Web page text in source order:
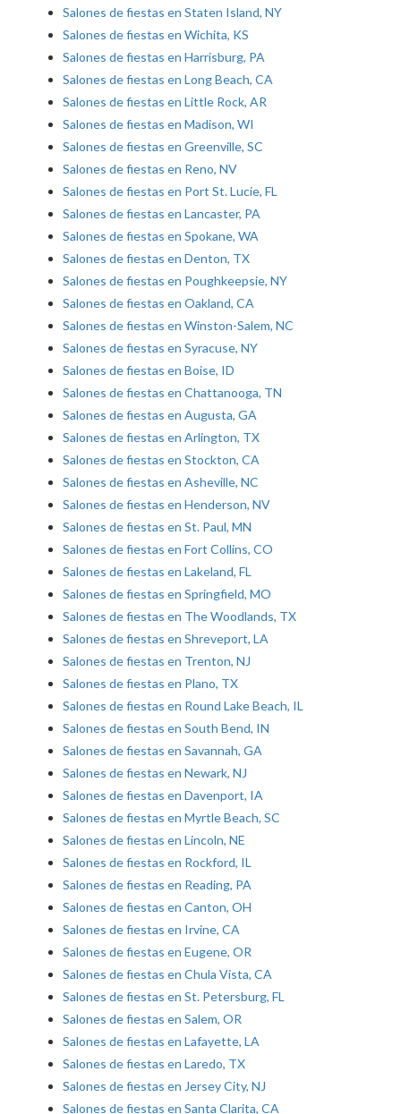
Salones de fiestas en Staten Island, NY
Salones de fiestas en Wichita, KS
Salones de fiestas en Harrisburg, PA
Salones de fiestas en Long Beach, CA
Salones de fiestas en Little Rock, AR
Salones de fiestas en Madison, WI
Salones de fiestas en Greenville, SC
Salones de fiestas en Reno, NV
Salones de fiestas en Port St. Lucie, FL
Salones de fiestas en Lancaster, PA
Salones de fiestas en Spokane, WA
Salones de fiestas en Denton, TX
Salones de fiestas en Poughkeepsie, NY
Salones de fiestas en Oakland, CA
Salones de fiestas en Winston-Salem, NC
Salones de fiestas en Syracuse, NY
Salones de fiestas en Boise, ID
Salones de fiestas en Chattanooga, TN
Salones de fiestas en Augusta, GA
Salones de fiestas en Arlington, TX
Salones de fiestas en Stockton, CA
Salones de fiestas en Asheville, NC
Salones de fiestas en Henderson, NV
Salones de fiestas en St. Paul, MN
Salones de fiestas en Fort Collins, CO
Salones de fiestas en Lakeland, FL
Salones de fiestas en Springfield, MO
Salones de fiestas en The Woodlands, TX
Salones de fiestas en Shreveport, LA
Salones de fiestas en Trenton, NJ
Salones de fiestas en Plano, TX
Salones de fiestas en Round Lake Beach, IL
Salones de fiestas en South Bend, IN
Salones de fiestas en Savannah, GA
Salones de fiestas en Newark, NJ
Salones de fiestas en Davenport, IA
Salones de fiestas en Myrtle Beach, SC
Salones de fiestas en Lincoln, NE
Salones de fiestas en Rockford, IL
Salones de fiestas en Reading, PA
Salones de fiestas en Canton, OH
Salones de fiestas en Irvine, CA
Salones de fiestas en Eugene, OR
Salones de fiestas en Chula Vista, CA
Salones de fiestas en St. Petersburg, FL
Salones de fiestas en Salem, OR
Salones de fiestas en Lafayette, LA
Salones de fiestas en Laredo, TX
Salones de fiestas en Jersey City, NJ
Salones de fiestas en Santa Clarita, CA